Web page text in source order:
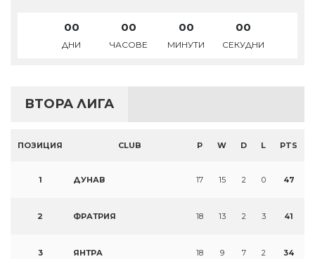
00
ДНИ
00
ЧАСОВЕ
00
МИНУТИ
00
СЕКУДНИ
ВТОРА ЛИГА
ПОЗИЦИЯ CLUB P W D L PTS
1 ДУНАВ 17 15 2 0 47
2 ФРАТРИЯ 18 13 2 3 41
3 ЯНТРА 18 9 7 2 34